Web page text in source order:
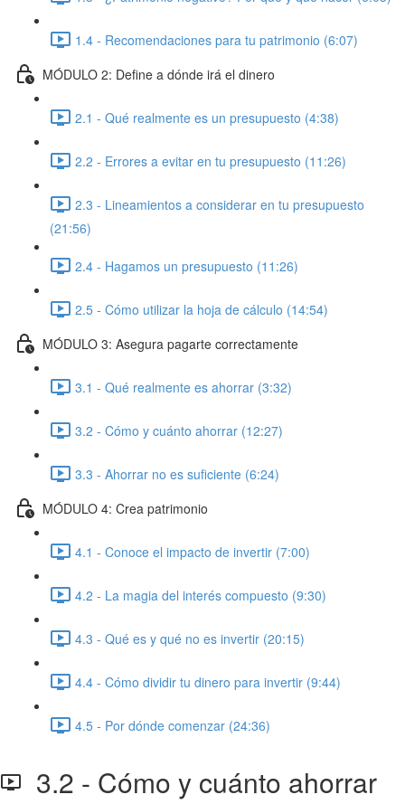
1.4 - Recomendaciones para tu patrimonio (6:07)
MÓDULO 2: Define a dónde irá el dinero
2.1 - Qué realmente es un presupuesto (4:38)
2.2 - Errores a evitar en tu presupuesto (11:26)
2.3 - Lineamientos a considerar en tu presupuesto
(21:56)
2.4 - Hagamos un presupuesto (11:26)
2.5 - Cómo utilizar la hoja de cálculo (14:54)
MÓDULO 3: Asegura pagarte correctamente
3.1 - Qué realmente es ahorrar (3:32)
3.2 - Cómo y cuánto ahorrar (12:27)
3.3 - Ahorrar no es suficiente (6:24)
MÓDULO 4: Crea patrimonio
4.1 - Conoce el impacto de invertir (7:00)
4.2 - La magia del interés compuesto (9:30)
4.3 - Qué es y qué no es invertir (20:15)
4.4 - Cómo dividir tu dinero para invertir (9:44)
4.5 - Por dónde comenzar (24:36)
3.2 - Cómo y cuánto ahorrar